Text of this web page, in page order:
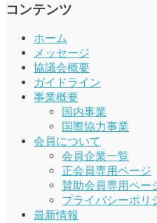
コンテンツ
ホーム
メッセージ
協議会概要
ガイドライン
事業概要
国内事業
国際協力事業
会員について
会員企業一覧
正会員専用ページ
賛助会員専用ペー
プライバシーポリ
最新情報